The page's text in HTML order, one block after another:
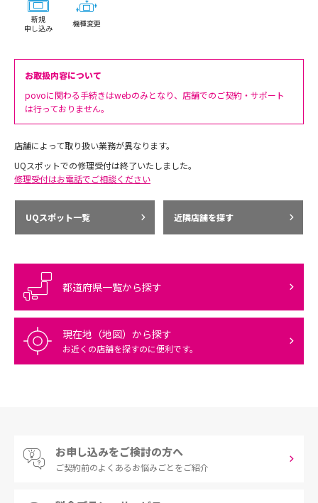
新規
申し込み
機種変更
お取扱内容について
povoに関わる手続きはwebのみとなり、店舗でのご契約・サポート
は行っておりません。
店舗によって取り扱い業務が異なります。
UQスポットでの修理受付は終了いたしました。
修理受付はお電話でご相談ください
UQスポット一覧 近隣店舗を探す
都道府県一覧から探す
現在地（地図）から探す
お近くの店舗を探すのに便利です。
お申し込みをご検討の方へ
ご契約前のよくあるお悩みごとをご紹介